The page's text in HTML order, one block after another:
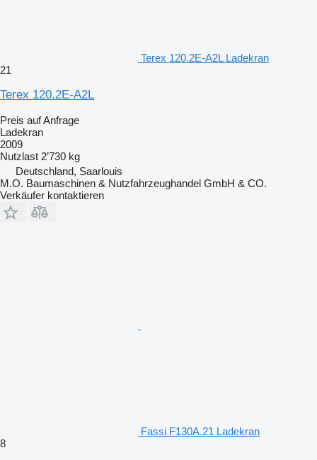
Terex 120.2E-A2L Ladekran
21
Terex 120.2E-A2L
Preis auf Anfrage
Ladekran
2009
Nutzlast 2’730 kg
Deutschland, Saarlouis
M.O. Baumaschinen & Nutzfahrzeughandel GmbH & CO.
Verkäufer kontaktieren
Fassi F130A.21 Ladekran
8